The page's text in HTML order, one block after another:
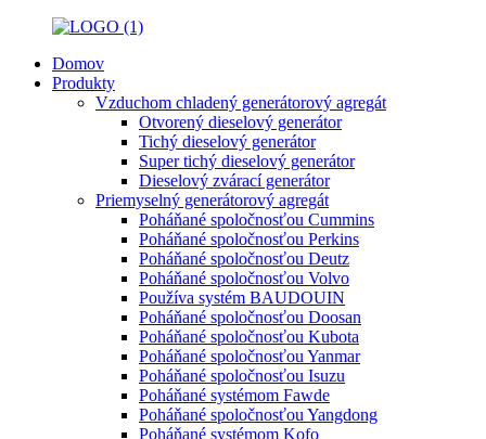
Domov
Produkty
Vzduchom chladený generátorový agregát
Otvorený dieselový generátor
Tichý dieselový generátor
Super tichý dieselový generátor
Dieselový zvárací generátor
Priemyselný generátorový agregát
Poháňané spoločnosťou Cummins
Poháňané spoločnosťou Perkins
Poháňané spoločnosťou Deutz
Poháňané spoločnosťou Volvo
Používa systém BAUDOUIN
Poháňané spoločnosťou Doosan
Poháňané spoločnosťou Kubota
Poháňané spoločnosťou Yanmar
Poháňané spoločnosťou Isuzu
Poháňané systémom Fawde
Poháňané spoločnosťou Yangdong
Poháňané systémom Kofo